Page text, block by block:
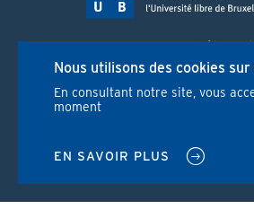
Route de Lennik 808/612
1070 Bruxelles
+32 2 555 67 94
SOCIAL
MENU
Nous utilisons des cookies
En consultant notre site, vous
moment
EN SAVOIR PLUS